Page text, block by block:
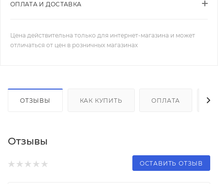
ОПЛАТА И ДОСТАВКА
Цена действительна только для интернет-магазина и может
отличаться от цен в розничных магазинах
ОТЗЫВЫ КАК КУПИТЬ ОПЛАТА
Отзывы
ОСТАВИТЬ ОТЗЫВ